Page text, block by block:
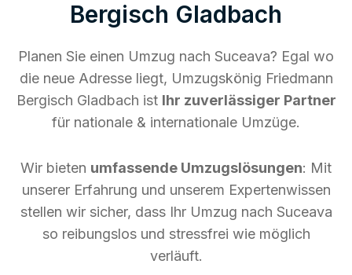
Bergisch Gladbach
Planen Sie einen Umzug nach Suceava? Egal wo
die neue Adresse liegt, Umzugskönig Friedmann
Bergisch Gladbach ist Ihr zuverlässiger Partner
für nationale & internationale Umzüge.
Wir bieten umfassende Umzugslösungen: Mit
unserer Erfahrung und unserem Expertenwissen
stellen wir sicher, dass Ihr Umzug nach Suceava
so reibungslos und stressfrei wie möglich
verläuft.